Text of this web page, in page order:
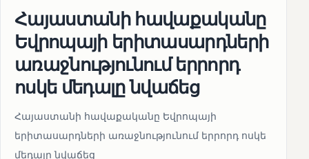
Հայաստանի հավաքականը
Եվրոպայի երիտասարդների
առաջնությունում երրորդ
ոսկե մեդալը նվաճեց
Հայաստանի հավաքականը Եվրոպայի
երիտասարդների առաջնությունում երրորդ ոսկե
մեդալը նվաճեց